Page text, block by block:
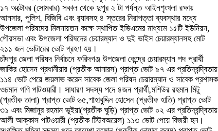
১৭ অক্টোবর (সোমবার) সকাল থেকে দুপুর ২ টা পর্যন্ত আইনশৃংখলা রক্ষায়
আনসার, পুলিশ, বিজিবি এবং র‌্যাবসহ ৪ স্তরের নিরাপত্তা ব্যবস্থার মধ্যে
উপজেলা পরিষদের মিলনায়তন কক্ষে স্থাপিত ইভিএমের মাধ্যমে ১৫টি ইউনিয়ন,
পৌরসভা এবং উপজেলা পরিষদের চেয়ারম্যান ও দুই ভাইস চেয়ারম্যানসহ মোট
২১১ জন ভোটারের ভোট গ্রহণ হয়।
চাঁদপুর জেলা পরিষদ নির্বাচনে ফরিদগঞ্জ উপজেলা কেন্দ্রে চেয়ারম্যান পদ প্রার্থী
জাকির হোসেন প্রধানীয়ার (প্রতীক আনারস) প্রাপ্ত ভোট ৯৭ এর প্রতিদ্বন্দ্বিতায়
১১৪ ভোট পেয়ে জয়লাভ করেন সাবেক জেলা পরিষদ চেয়ারম্যান ও সাবেক প্রশাসক
ওচমান গণি পাটওয়ারী। সাধারণ সদস্য পদে ৪জন প্রার্থী,মশিউর রহমান মিটু
(প্রতীক তালা) প্রাপ্ত ভোট ৬৫,শাহাবুদ্দিন হোসেন (প্রতীক হাতি) প্রাপ্ত ভোট
৩১ এবং মিজানুর রহমান ভূইয়া(প্রতীক ঘুড়ি) প্রাপ্ত ভোট ০২ এর প্রতিদ্বন্দ্বিতায়
আলী আক্কাস পাটওয়ারী (প্রতীক টিউবঅয়েল) ১১৩ ভোট পেয়ে বিজয়ী হন।